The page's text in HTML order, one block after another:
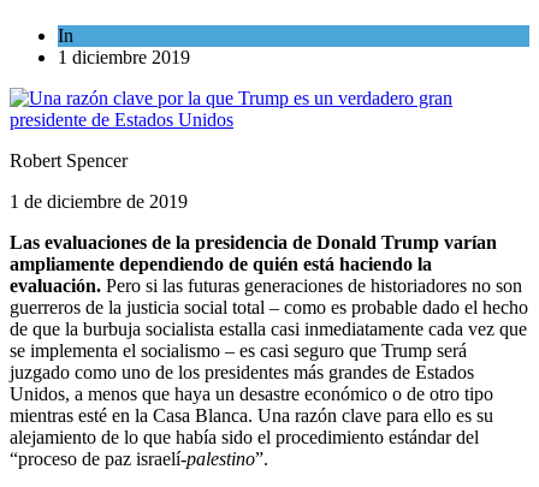
In
1 diciembre 2019
Robert Spencer
1 de diciembre de 2019
Las evaluaciones de la presidencia de Donald Trump varían
ampliamente dependiendo de quién está haciendo la
evaluación. Pero si las futuras generaciones de historiadores no son
guerreros de la justicia social total – como es probable dado el hecho
de que la burbuja socialista estalla casi inmediatamente cada vez que
se implementa el socialismo – es casi seguro que Trump será
juzgado como uno de los presidentes más grandes de Estados
Unidos, a menos que haya un desastre económico o de otro tipo
mientras esté en la Casa Blanca. Una razón clave para ello es su
alejamiento de lo que había sido el procedimiento estándar del
“proceso de paz israelí-palestino”.